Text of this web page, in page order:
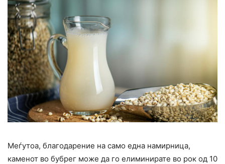
Меѓутоа, благодарение на само една намирница,
каменот во бубрег може да го елиминирате во рок од 10